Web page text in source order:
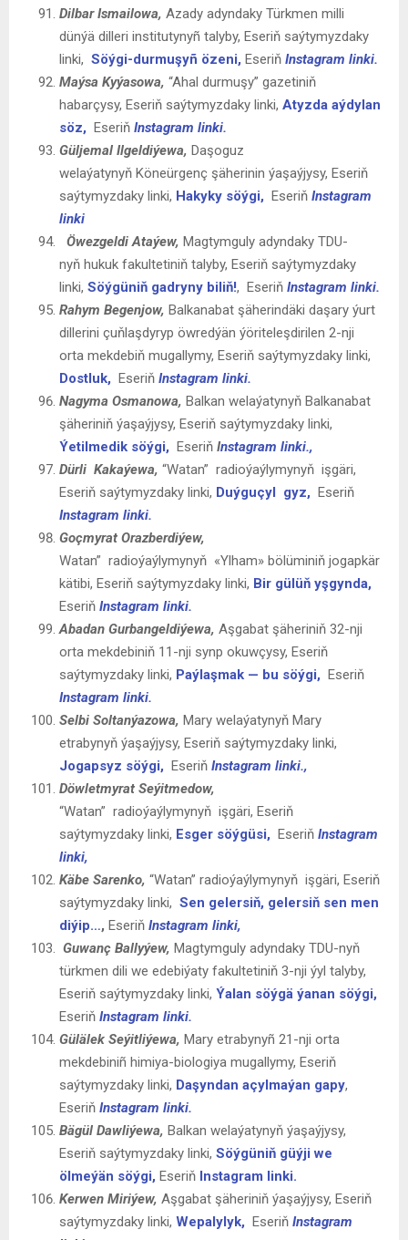
Dilbar Ismailowa, Azady adyndaky Türkmen milli
dünýä dilleri institutynyñ talyby, Eseriň saýtymyzdaky
linki, Söýgi-durmuşyñ özeni, Eseriň Instagram linki.
Maýsa Kyýasowa, “Ahal durmuşy” gazetiniň
habarçysy, Eseriň saýtymyzdaky linki, Atyzda aýdylan
söz, Eseriň Instagram linki.
Güljemal Ilgeldiýewa, Daşoguz
welaýatynyň Köneürgenç şäherinin ýaşaýjysy, Eseriň
saýtymyzdaky linki, Hakyky söýgi, Eseriň Instagram
linki
Öwezgeldi Ataýew, Magtymguly adyndaky TDU-
nyň hukuk fakultetiniň talyby, Eseriň saýtymyzdaky
linki, Söýgüniň gadryny biliň!, Eseriň Instagram linki.
Rahym Begenjow, Balkanabat şäherindäki daşary ýurt
dillerini çuňlaşdyryp öwredýän ýöriteleşdirilen 2-nji
orta mekdebiň mugallymy, Eseriň saýtymyzdaky linki,
Dostluk, Eseriň Instagram linki.
Nagyma Osmanowa, Balkan welaýatynyň Balkanabat
şäheriniň ýaşaýjysy, Eseriň saýtymyzdaky linki,
Ýetilmedik söýgi, Eseriň Instagram linki.,
Dürli Kakaýewa, “Watan” radioýaýlymynyň işgäri,
Eseriň saýtymyzdaky linki, Duýguçyl gyz, Eseriň
Instagram linki.
Goçmyrat Orazberdiýew,
Watan” radioýaýlymynyň «Ylham» bölüminiň jogapkär
kätibi, Eseriň saýtymyzdaky linki, Bir gülüň yşgynda,
Eseriň Instagram linki.
Abadan Gurbangeldiýewa, Aşgabat şäheriniň 32-nji
orta mekdebiniň 11-nji synp okuwçysy, Eseriň
saýtymyzdaky linki, Paýlaşmak — bu söýgi, Eseriň
Instagram linki.
Selbi Soltanýazowa, Mary welaýatynyň Mary
etrabynyň ýaşaýjysy, Eseriň saýtymyzdaky linki,
Jogapsyz söýgi, Eseriň Instagram linki.,
Döwletmyrat Seýitmedow,
“Watan” radioýaýlymynyň işgäri, Eseriň
saýtymyzdaky linki, Esger söýgüsi, Eseriň Instagram
linki,
Käbe Sarenko, “Watan” radioýaýlymynyň işgäri, Eseriň
saýtymyzdaky linki, Sen gelersiň, gelersiň sen men
diýip…, Eseriň Instagram linki,
Guwanç Ballyýew, Magtymguly adyndaky TDU-nyň
türkmen dili we edebiýaty fakultetiniň 3-nji ýyl talyby,
Eseriň saýtymyzdaky linki, Ýalan söýgä ýanan söýgi,
Eseriň Instagram linki.
Gülälek Seýitliýewa, Mary etrabynyñ 21-nji orta
mekdebiniñ himiya-biologiya mugallymy, Eseriň
saýtymyzdaky linki, Daşyndan açylmaýan gapy,
Eseriň Instagram linki.
Bägül Dawliýewa, Balkan welaýatynyň ýaşaýjysy,
Eseriň saýtymyzdaky linki, Söýgüniň güýji we
ölmeýän söýgi, Eseriň Instagram linki.
Kerwen Miriýew, Aşgabat şäheriniň ýaşaýjysy, Eseriň
saýtymyzdaky linki, Wepalylyk, Eseriň Instagram